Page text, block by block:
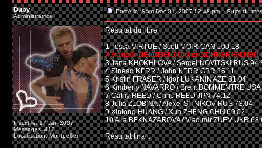
Duby
Administratrice
Inscrit le: 17 Jan 2007
Messages: 412
Localisation: Montpellier
Posté le: Sam Déc 01, 2007 12:48 pm Sujet du
Résultat du libre :
1 Tessa VIRTUE / Scott MOIR CAN 100.18
2 Isabelle DELOBEL / Olivier SCHOENFELDER
3 Jana KHOKHLOVA / Sergei NOVITSKI RUS
4 Sinead KERR / John KERR GBR 86.11
5 Kristin FRASER / Igor LUKANIN AZE 81.04
6 Kimberly NAVARRO / Brent BOMMENTRE
7 Cathy REED / Chris REED JPN 74.12
8 Julia ZLOBINA / Alexei SITNIKOV RUS 73.04
9 Xintong HUANG / Xun ZHENG CHN 69.02
10 Alla BEKNAZAROVA / Vladimir ZUEV UKR
Résultat final :